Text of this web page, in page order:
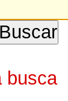
busca